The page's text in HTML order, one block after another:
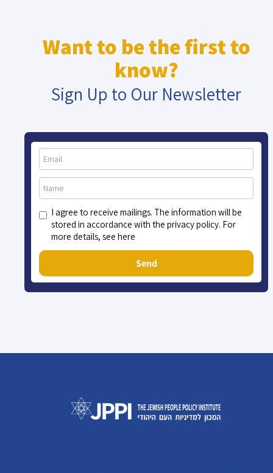
Want to be the first to
know?
Sign Up to Our Newsletter
I agree to receive mailings. The information will be
stored in accordance with the privacy policy. For
more details, see here
Send